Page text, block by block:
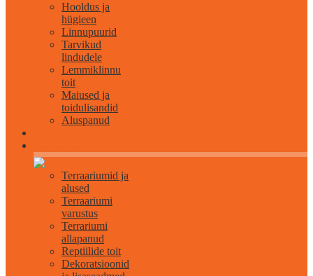
Hooldus ja
hügieen
Linnupuurid
Tarvikud
lindudele
Lemmiklinnu
toit
Maiused ja
toidulisandid
Aluspanud
Terraariumid ja
alused
Terraariumi
varustus
Terrariumi
allapanud
Reptiilide toit
Dekoratsioonid